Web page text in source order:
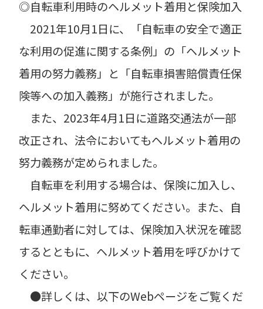
◎自転車利用時のヘルメット着用と保険加入
2021年10月1日に、「自転車の安全で適正
な利用の促進に関する条例」の「ヘルメット
着用の努力義務」と「自転車損害賠償責任保
険等への加入義務」が施行されました。
また、2023年4月1日に道路交通法が一部
改正され、法令においてもヘルメット着用の
努力義務が定められました。
自転車を利用する場合は、保険に加入し、
ヘルメット着用に努めてください。また、自
転車通勤者に対しては、保険加入状況を確認
するとともに、ヘルメット着用を呼びかけて
ください。
●詳しくは、以下のWebページをご覧くだ